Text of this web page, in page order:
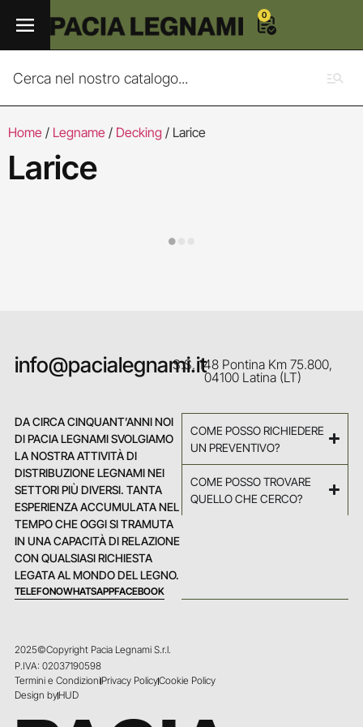
0
Home / Legname / Decking / Larice
Larice
info@pacialegnami.itS.S. 148 Pontina Km 75.800,
04100 Latina (LT)
DA CIRCA CINQUANT’ANNI NOI
DI PACIA LEGNAMI SVOLGIAMO
LA NOSTRA ATTIVITÀ DI
DISTRIBUZIONE LEGNAMI NEI
SETTORI PIÙ DIVERSI. TANTA
ESPERIENZA ACCUMULATA NEL
TEMPO CHE OGGI SI TRAMUTA
IN UNA CAPACITÀ DI RELAZIONE
CON QUALSIASI RICHIESTA
LEGATA AL MONDO DEL LEGNO.
TELEFONOWHATSAPPFACEBOOK
COME POSSO RICHIEDERE
UN PREVENTIVO?
COME POSSO TROVARE
QUELLO CHE CERCO?
2025©Copyright Pacia Legnami S.r.l.
P.IVA: 02037190598
Termini e CondizioniPrivacy PolicyCookie Policy
Design byHUD